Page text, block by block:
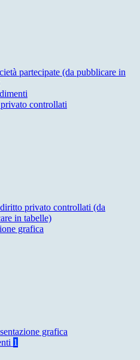
partecipate (da pubblicare in
controllati
privato controllati (da
in tabelle)
grafica
grafica
1